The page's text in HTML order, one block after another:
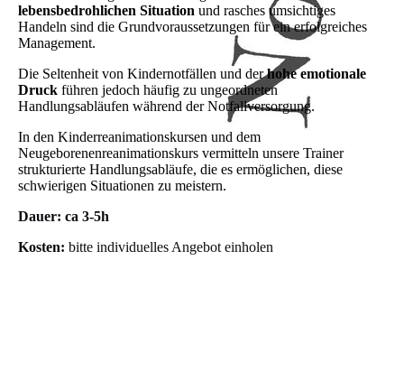
lebensbedrohlichen Situation und rasches umsichtiges
Handeln sind die Grundvoraussetzungen für ein erfolgreiches
Management.
Die Seltenheit von Kindernotfällen und derhohe emotionale
Druck führen jedoch häufig zu ungeordneten
Handlungsabläufen während der Notfallversorgung.
In den Kinderreanimationskursen und dem
Neugeborenenreanimationskurs vermitteln unsere Trainer
strukturierte Handlungsabläufe, die es ermöglichen, diese
schwierigen Situationen zu meistern.
Dauer: ca 3-5h
Kosten: bitte individuelles Angebot einholen